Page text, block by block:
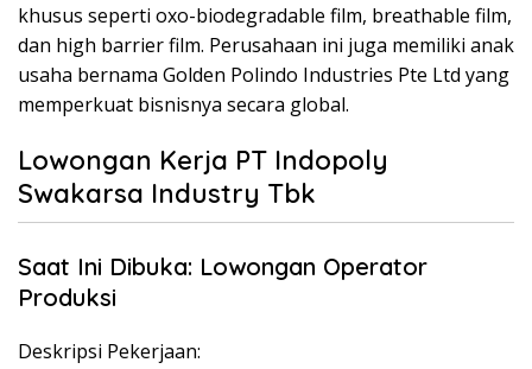
khusus seperti oxo-biodegradable film, breathable film,
dan high barrier film. Perusahaan ini juga memiliki anak
usaha bernama Golden Polindo Industries Pte Ltd yang
memperkuat bisnisnya secara global.
Lowongan Kerja PT Indopoly
Swakarsa Industry Tbk
Saat Ini Dibuka: Lowongan Operator
Produksi
Deskripsi Pekerjaan: